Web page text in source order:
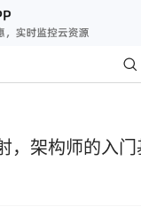
架构师的入门